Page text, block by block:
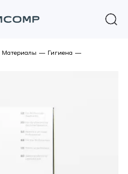
Материалы — Гигиена —